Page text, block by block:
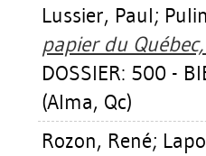
Lussier, Paul;
papier du
DOSSIER: 500 -
(Alma, Qc)
Rozon, René;